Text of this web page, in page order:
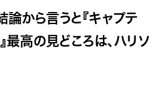
論から言うと『キャプテ
最高の見どころは、ハリソ